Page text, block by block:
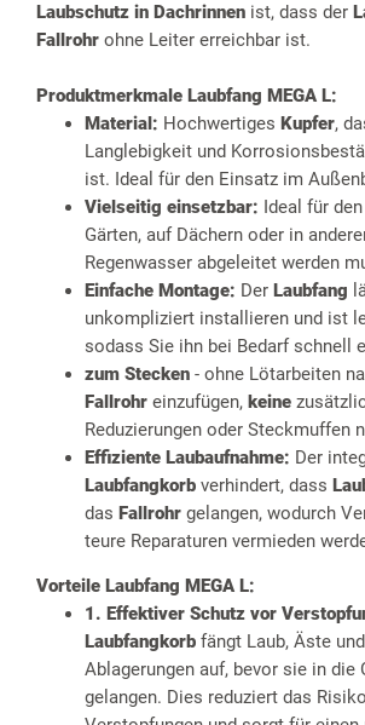
Laubschutz in Dachrinnen ist, dass der
Fallrohr ohne Leiter erreichbar ist.
Produktmerkmale Laubfang MEGA L:
Material: Hochwertiges Kupfer,
Langlebigkeit und
ist. Ideal für den Einsatz im
Vielseitig einsetzbar: Ideal für
Gärten, auf Dächern oder in
Regenwasser abgeleitet werden
Einfache Montage: Der Laubfang
unkompliziert installieren und ist
sodass Sie ihn bei Bedarf schnell
zum Stecken - ohne Lötarbeiten
Fallrohr einzufügen, keine
Reduzierungen oder Steckmuffen
Effiziente Laubaufnahme: Der
Laubfangkorb verhindert, dass
das Fallrohr gelangen, wodurch
teure Reparaturen vermieden
Vorteile Laubfang MEGA L:
1. Effektiver Schutz vor
Laubfangkorb fängt Laub, Äste
Ablagerungen auf, bevor sie in die
gelangen. Dies reduziert das